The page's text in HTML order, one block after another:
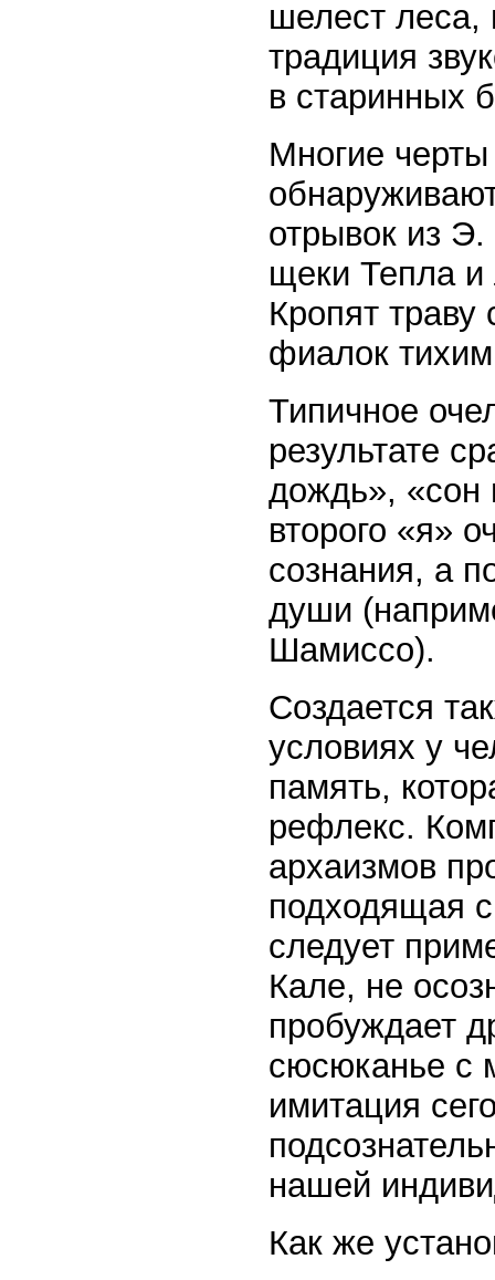
шелест леса,
традиция
в старинных
Многие черты
отрывок из
щеки Тепла и
Кропят
фиалок
Типичное
результате
дождь», «сон
второго «я»
сознания, а
души
Шамиссо).
Создается
условиях у
память,
рефлекс.
архаизмов
подходящая
следует
Кале, не
пробуждает
сюсюканье с
имитация
нашей
Как же